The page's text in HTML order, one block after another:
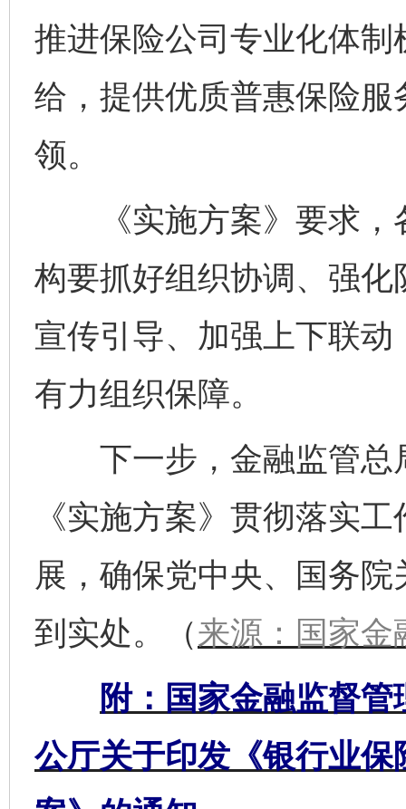
推进保险公司专业化体
给，提供优质普惠保险
领。
《实施方案》要求，
构要抓好组织协调、强
宣传引导、加强上下联
有力组织保障。
下一步，金融监管总
《实施方案》贯彻落实
展，确保党中央、国务
到实处。（来源：国家金
附：国家金融监督
公厅关于印发《银行业